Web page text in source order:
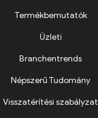
Termékbemutatók
Üzleti
Branchentrends
Népszerű Tudomány
Visszatérítési szabályzat